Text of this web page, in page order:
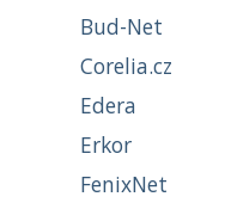
Bud-Net
Corelia.cz
Edera
Erkor
FenixNet